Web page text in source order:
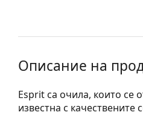
Описание на
Esprit са очила, които се
известна с